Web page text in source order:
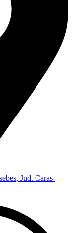
Jud. Caras-